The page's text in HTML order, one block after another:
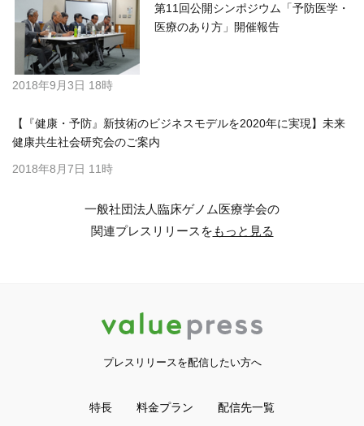
第11回公開シンポジウム「予防医学・
医療のあり方」開催報告
2018年9月3日 18時
【『健康・予防』新技術のビジネスモデルを2020年に実現】未来
健康共生社会研究会のご案内
2018年8月7日 11時
一般社団法人臨床ゲノム医療学会の
関連プレスリリースをもっと見る
プレスリリースを配信したい方へ
特長 料金プラン 配信先一覧